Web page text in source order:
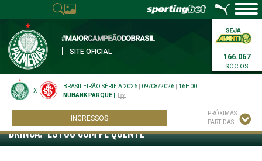
SITE OFICIAL
166.067
SÓCIOS
X
BRASILEIRÃO SÉRIE A 2026 09/08/2026
16H00
NUBANK PARQUE
INGRESSOS
PRÓXIMAS
PARTIDAS
MARCOS ROCHA CELEBRA GOL EM 4 A 0 SOBRE ITUANO E
BRINCA: ‘ESTOU COM PÉ QUENTE’